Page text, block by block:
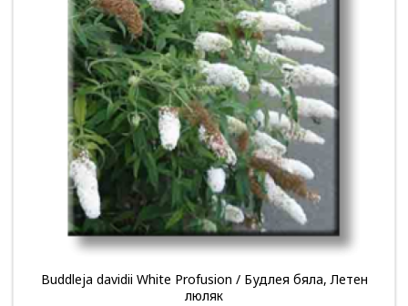
Buddleja davidii White Profusion / Будлея бяла, Летен
люляк